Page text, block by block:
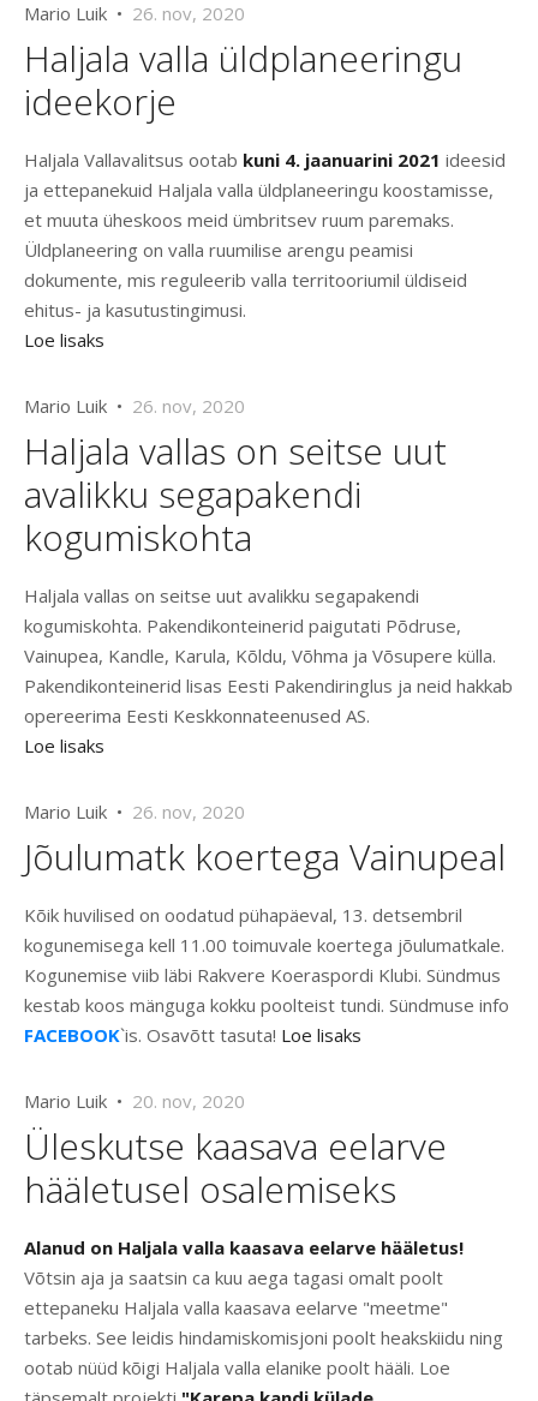
Mario Luik • 26. nov, 2020
Haljala valla üldplaneeringu
ideekorje
Haljala Vallavalitsus ootab kuni 4. jaanuarini 2021 ideesid
ja ettepanekuid Haljala valla üldplaneeringu koostamisse,
et muuta üheskoos meid ümbritsev ruum paremaks.
Üldplaneering on valla ruumilise arengu peamisi
dokumente, mis reguleerib valla territooriumil üldiseid
ehitus- ja kasutustingimusi.
Loe lisaks
Mario Luik • 26. nov, 2020
Haljala vallas on seitse uut
avalikku segapakendi
kogumiskohta
Haljala vallas on seitse uut avalikku segapakendi
kogumiskohta. Pakendikonteinerid paigutati Põdruse,
Vainupea, Kandle, Karula, Kõldu, Võhma ja Võsupere külla.
Pakendikonteinerid lisas Eesti Pakendiringlus ja neid hakkab
opereerima Eesti Keskkonnateenused AS.
Loe lisaks
Mario Luik • 26. nov, 2020
Jõulumatk koertega Vainupeal
Kõik huvilised on oodatud pühapäeval, 13. detsembril
kogunemisega kell 11.00 toimuvale koertega jõulumatkale.
Kogunemise viib läbi Rakvere Koeraspordi Klubi. Sündmus
kestab koos mänguga kokku poolteist tundi. Sündmuse info
FACEBOOK`is. Osavõtt tasuta! Loe lisaks
Mario Luik • 20. nov, 2020
Üleskutse kaasava eelarve
hääletusel osalemiseks
Alanud on Haljala valla kaasava eelarve hääletus!
Võtsin aja ja saatsin ca kuu aega tagasi omalt poolt
ettepaneku Haljala valla kaasava eelarve "meetme"
tarbeks. See leidis hindamiskomisjoni poolt heakskiidu ning
ootab nüüd kõigi Haljala valla elanike poolt hääli. Loe